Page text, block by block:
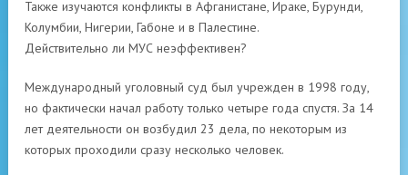
Также изучаются конфликты в Афганистане, Ираке, Бурунди,
Колумбии, Нигерии, Габоне и в Палестине.
Действительно ли МУС неэффективен?
Международный уголовный суд был учрежден в 1998 году,
но фактически начал работу только четыре года спустя. За 14
лет деятельности он возбудил 23 дела, по некоторым из
которых проходили сразу несколько человек.